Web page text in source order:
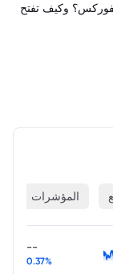
المؤشرات
--
0.37%
وكيف تفتح